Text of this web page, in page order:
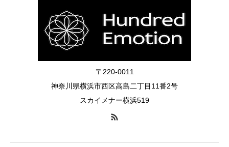
〒220-0011
神奈川県横浜市西区高島二丁目11番2号
スカイメナー横浜519